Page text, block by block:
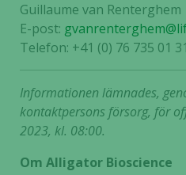
Guillaume van Renterghem
E-post:
Telefon: +41 (0) 76 735 01 31
Informationen lämnades,
kontaktpersons försorg, för
2023, kl. 08:00.
Om Alligator Bioscience